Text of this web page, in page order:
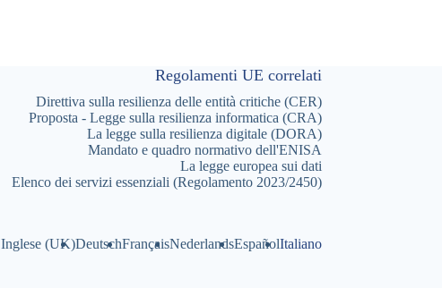
Regolamenti UE correlati
Direttiva sulla resilienza delle entità critiche (CER)
Proposta - Legge sulla resilienza informatica (CRA)
La legge sulla resilienza digitale (DORA)
Mandato e quadro normativo dell'ENISA
La legge europea sui dati
Elenco dei servizi essenziali (Regolamento 2023/2450)
Inglese (UK)DeutschFrançaisNederlandsEspañolItaliano